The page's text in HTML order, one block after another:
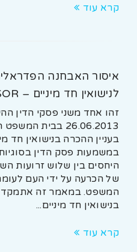
קרא עוד
איסור האבחנה
לנישואין חד מיניים – US v. WINDSOR
זהו אחד משני פסקי הדין
26.06.2013 בבית
בעניין ההכרה בנישואין חד
במשמעות פסק הדין
היחסים בין שלוש זרועות
של הכרעה על ידי העם
המשפט. במאמר זה אתמקד
בנישואין חד מיניים...
קרא עוד